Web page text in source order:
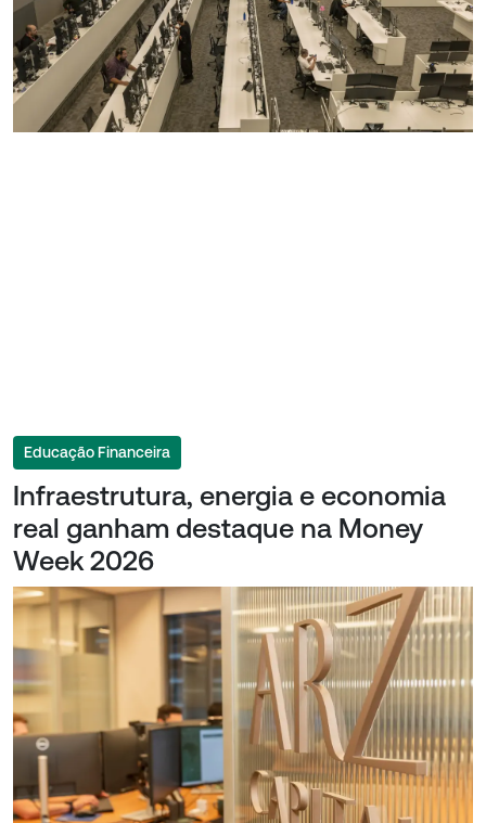
Educação Financeira
Infraestrutura, energia e economia
real ganham destaque na Money
Week 2026